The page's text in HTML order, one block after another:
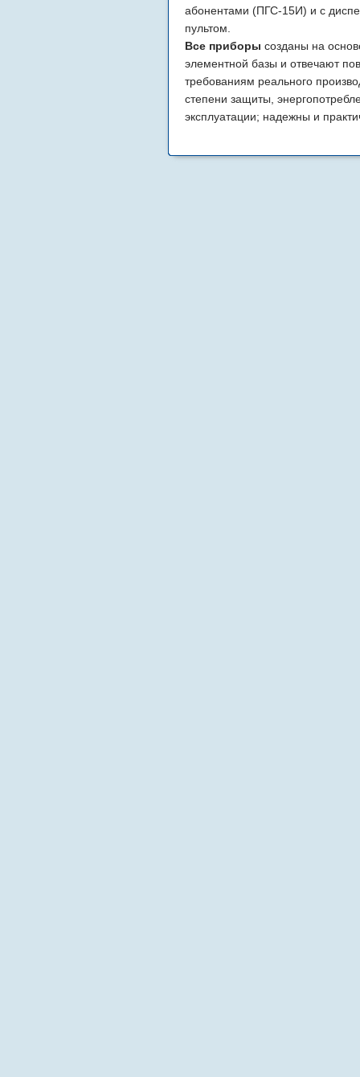
•
•
абонентами (ПГС-15И) и с
пультом.
Все приборы созданы на
элементной базы и отвечают
требованиям реального
степени защиты,
эксплуатации; надежны и